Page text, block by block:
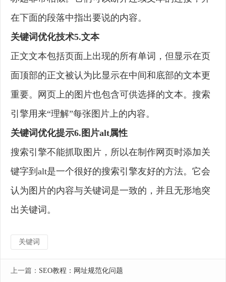
在下面的段落中指出要说的内容。
关键词优化技术5.文本
正文文本包括页面上出现的所有单词，但显示在页
面顶部的正文被认为比显示在中间和底部的文本更
重要。网页上的图片也包含可供选择的文本。搜索
引擎用来“理解”每张图片上的内容。
关键词优化提示6.图片alt属性
搜索引擎不能抓取图片，所以在制作网页时添加关
键字到alt是一个很好的搜索引擎友好的方法。它会
认为图片的内容与关键词是一致的，并且无形地突
出关键词。
关键词
上一篇： SEO教程：网址规范化问题